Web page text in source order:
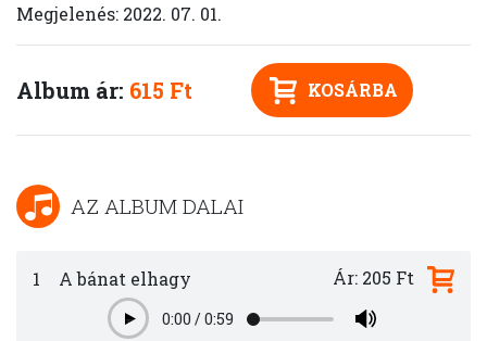
Megjelenés: 2022. 07. 01.
Album ár: 615 Ft KOSÁRBA
AZ ALBUM DALAI
1 A bánat elhagy
Play0:00 /0:59
Ár: 205 Ft